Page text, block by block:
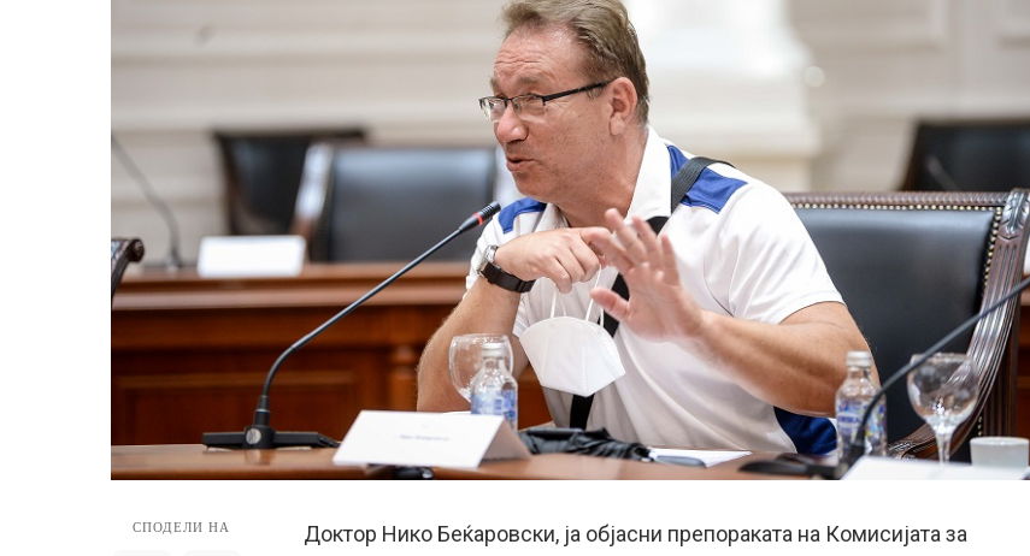
СПОДЕЛИ НА
Доктор Нико Беќаровски, ја објасни препораката на Комисијата за